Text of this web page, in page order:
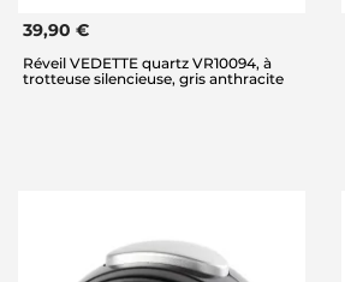
39,90 €
Réveil VEDETTE quartz VR10094, à
trotteuse silencieuse, gris anthracite